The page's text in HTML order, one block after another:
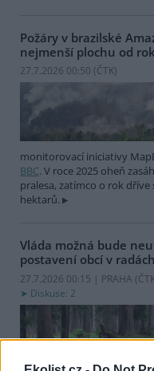
Požáry v brazilské
nejmenší plochu od
27.7.2026 00:50 (ČTK)
monitorovací iniciativy
BBC. V roce 2025 oheň
pralesa, zatímco o rok
hektarů.
Vláda možná bude
postavení obcí v
27.7.2026 00:15 | PRAHA (
Diskuse: 2